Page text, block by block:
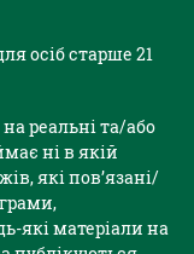
осіб старше 21
реальні та/або
ні в якій
які пов’язані/
які матеріали на